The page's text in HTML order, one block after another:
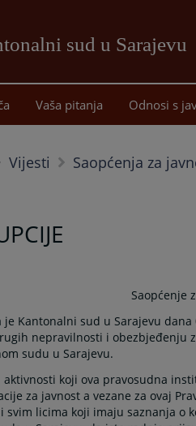
sud u Sarajevu
Vaša pitanja Odnosi s
Vijesti Saopćenja za
Saopćenje
je Kantonalni sud u Sarajevu
nepravilnosti i obezbjeđenju
sudu u Sarajevu.
aktivnosti koji ova pravosudna
za javnost a vezane za ovaj
svim licima koji imaju saznanja